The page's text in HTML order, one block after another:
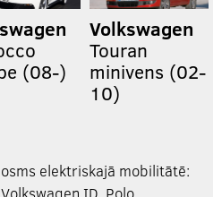
(08-)
Volkswagen
Touran
minivens (02-
10)
elektriskajā mobilitātē:
ID. Polo